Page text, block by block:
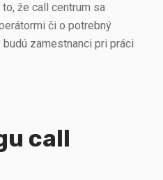
že call centrum sa
či o potrebný
zamestnanci pri práci
call